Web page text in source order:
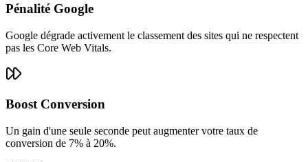
Pénalité Google
Google dégrade activement le classement des sites qui ne respectent
pas les Core Web Vitals.
Boost Conversion
Un gain d'une seule seconde peut augmenter votre taux de
conversion de 7% à 20%.